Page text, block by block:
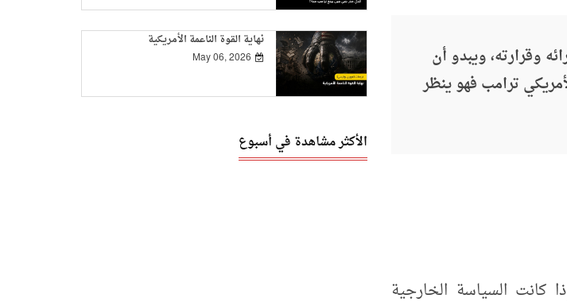
وقرارته، ويبدو أن
ترامب فهو ينظر
كانت السياسة الخارجية
نهاية القوة الناعمة الأمريكية
May 06, 2026
الأكثر مشاهدة في أسبوع